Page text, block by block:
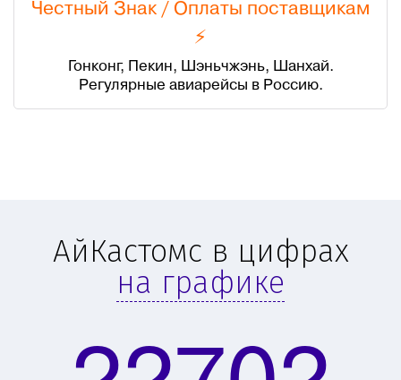
Честный Знак / Оплаты поставщикам
⚡
Гонконг, Пекин, Шэньчжэнь, Шанхай.
Регулярные авиарейсы в Россию.
АйКастомс в цифрах
на графике